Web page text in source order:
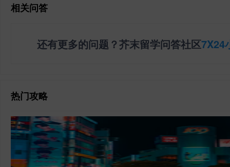
相关问答
还有更多的问题？芥末留学问答社区7X24
热门攻略